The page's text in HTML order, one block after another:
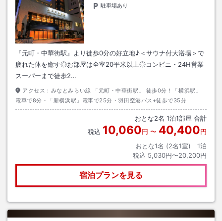
駐車場あり
『元町・中華街駅』より徒歩0分の好立地♪＜サウナ付大浴場＞で
疲れた体を癒す◎お部屋は全室20平米以上◎コンビニ・24H営業
スーパーまで徒歩2…
アクセス： みなとみらい線 「元町・中華街駅」 徒歩0分！「横浜駅」
電車で8分・「新横浜駅」電車で25分・羽田空港バス+徒歩で35分
おとな2名 1泊1部屋 合計
税込 10,060円 〜 40,400円
おとな1名 (2名1室)｜ 1泊
税込 5,030円〜20,200円
宿泊プランを見る